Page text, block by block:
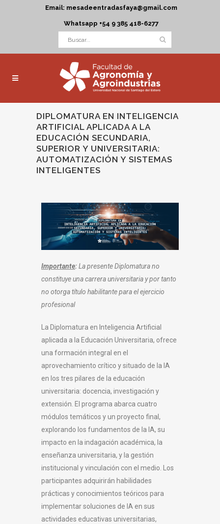
Email: mesadeentradasfaya@gmail.com
Whatsapp +54 9 385 418-6277
DIPLOMATURA EN INTELIGENCIA
ARTIFICIAL APLICADA A LA
EDUCACIÓN SECUNDARIA,
SUPERIOR Y UNIVERSITARIA:
AUTOMATIZACIÓN Y SISTEMAS
INTELIGENTES
Importante:La presente Diplomatura no
constituye una carrera universitaria y por tanto
no otorga título habilitante para el ejercicio
profesional
La Diplomatura en Inteligencia Artificial
aplicada a la Educación Universitaria, ofrece
una formación integral en el
aprovechamiento crítico y situado de la IA
en los tres pilares de la educación
universitaria: docencia, investigación y
extensión. El programa abarca cuatro
módulos temáticos y un proyecto final,
explorando los fundamentos de la IA, su
impacto en la indagación académica, la
enseñanza universitaria, y la gestión
institucional y vinculación con el medio. Los
participantes adquirirán habilidades
prácticas y conocimientos teóricos para
implementar soluciones de IA en sus
actividades educativas universitarias,